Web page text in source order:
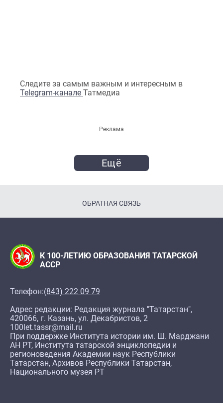
Следите за самым важным и интересным в
Telegram-канале Татмедиа
Реклама
Ещё
ОБРАТНАЯ СВЯЗЬ
К 100-ЛЕТИЮ ОБРАЗОВАНИЯ ТАТАРСКОЙ
АССР
Телефон:(843) 222 09 79
Адрес редакции: Редакция журнала "Татарстан",
420066, г. Казань, ул. Декабристов, 2
100let.tassr@mail.ru
При поддержке Института истории им. Ш. Марджани
АН РТ, Института татарской энциклопедии и
регионоведения Академии наук Республики
Татарстан, Архивов Республики Татарстан,
Национального музея РТ